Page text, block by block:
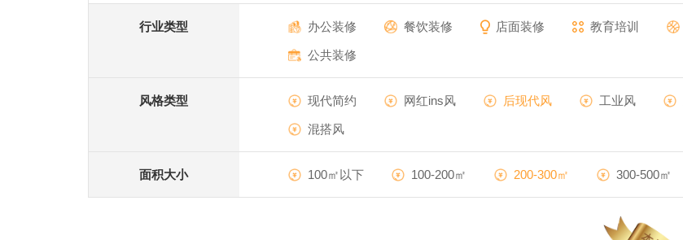
行业类型 办公装修 餐饮装修 店面装修 教育培训
公共装修
风格类型 现代简约 网红ins风 后现代风 工业风
混搭风
面积大小 100㎡以下 100-200㎡ 200-300㎡ 300-500㎡